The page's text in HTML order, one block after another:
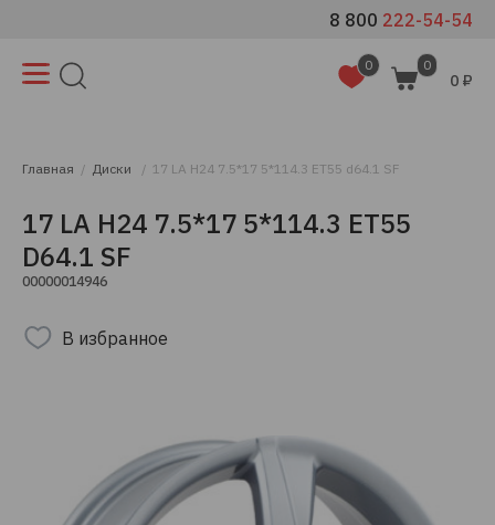
8 800 222-54-54
0 0
0 ₽
Главная Диски 17 LA H24 7.5*17 5*114.3 ET55 d64.1 SF
17 LA H24 7.5*17 5*114.3 ET55
D64.1 SF
00000014946
В избранное